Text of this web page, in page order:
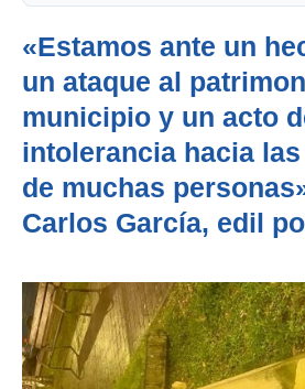
«Estamos ante un
un ataque al
municipio y un acto
intolerancia hacia
de muchas
Carlos García, edil